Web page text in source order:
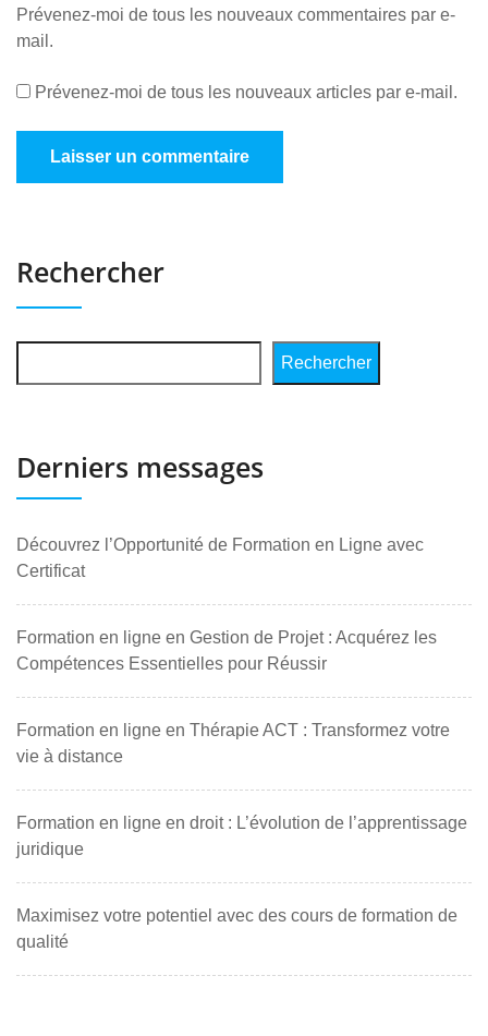
Prévenez-moi de tous les nouveaux commentaires par e-
mail.
Prévenez-moi de tous les nouveaux articles par e-mail.
Rechercher
Rechercher
Derniers messages
Découvrez l’Opportunité de Formation en Ligne avec
Certificat
Formation en ligne en Gestion de Projet : Acquérez les
Compétences Essentielles pour Réussir
Formation en ligne en Thérapie ACT : Transformez votre
vie à distance
Formation en ligne en droit : L’évolution de l’apprentissage
juridique
Maximisez votre potentiel avec des cours de formation de
qualité